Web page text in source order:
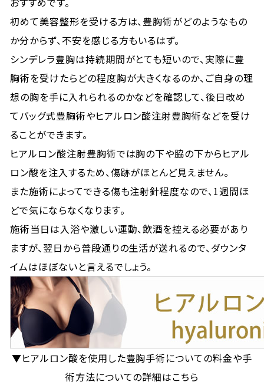
初めて美容整形を受ける方は、豊胸術がどのようなもの
か分からず、不安を感じる方もいるはず。
シンデレラ豊胸は持続期間がとても短いので、実際に豊
胸術を受けたらどの程度胸が大きくなるのか、ご自身の理
想の胸を手に入れられるのかなどを確認して、後日改め
てバッグ式豊胸術やヒアルロン酸注射豊胸術などを受け
ることができます。
ヒアルロン酸注射豊胸術では胸の下や脇の下からヒアル
ロン酸を注入するため、傷跡がほとんど見えません。
また施術によってできる傷も注射針程度なので、1週間ほ
どで気にならなくなります。
施術当日は入浴や激しい運動、飲酒を控える必要があり
ますが、翌日から普段通りの生活が送れるので、ダウンタ
イムはほぼないと言えるでしょう。
▼ヒアルロン酸を使用した豊胸手術についての料金や手
術方法についての詳細はこちら